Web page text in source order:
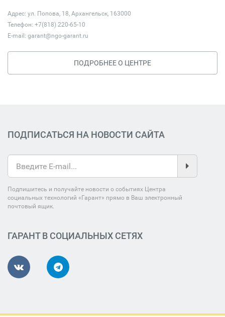
Адрес: ул. Попова, 18, Архангельск, 163000
Телефон: +7(818) 220-65-10
E-mail: garant@ngo-garant.ru
ПОДРОБНЕЕ О ЦЕНТРЕ
ПОДПИСАТЬСЯ НА НОВОСТИ САЙТА
Подпишитесь и получайте новости о событиях Центра
социальных технологий «Гарант» прямо в Ваш электронный
почтовый ящик.
ГАРАНТ В СОЦИАЛЬНЫХ СЕТЯХ